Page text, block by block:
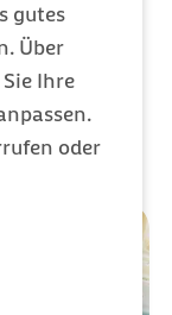
gutes
Über
Ihre
oder
Sie